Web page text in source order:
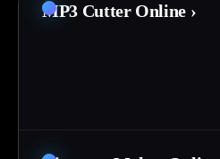
MP3 Cutter Online ›